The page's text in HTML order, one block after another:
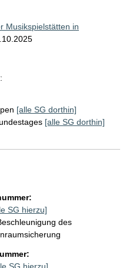
Musikspielstätten in
[alle SG dorthin]
[alle SG dorthin]
SG hierzu]
des